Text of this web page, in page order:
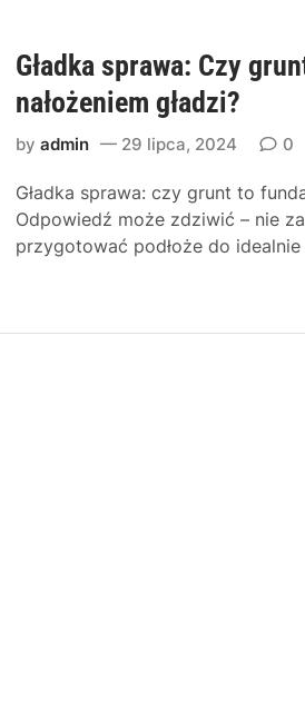
Gładka sprawa: Czy
nałożeniem gładzi?
byadmin 29 lipca, 2024 0
Gładka sprawa: czy grunt to
Odpowiedź może zdziwić – nie
przygotować podłoże do idealnie